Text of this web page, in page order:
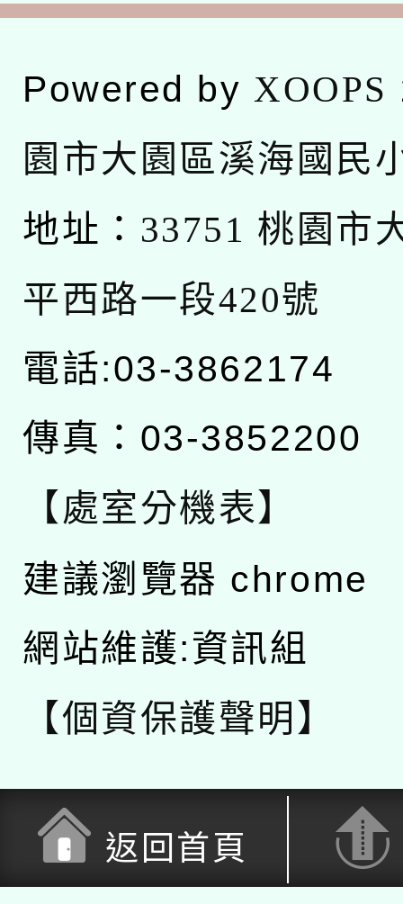
Powered by XOOPS
園市大園區溪海國民
地址： 33751 桃園市
平西路一段420號
電話:03-3862174
傳真：03-3852200
【處室分機表】
建議瀏覽器 chrome
網站維護:資訊組
【個資保護聲明】
返回首頁